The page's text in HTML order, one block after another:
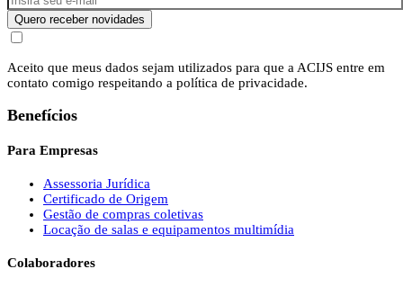
Quero receber novidades
Aceito que meus dados sejam utilizados para que a ACIJS entre em
contato comigo respeitando a política de privacidade.
Benefícios
Para Empresas
Assessoria Jurídica
Certificado de Origem
Gestão de compras coletivas
Locação de salas e equipamentos multimídia
Colaboradores